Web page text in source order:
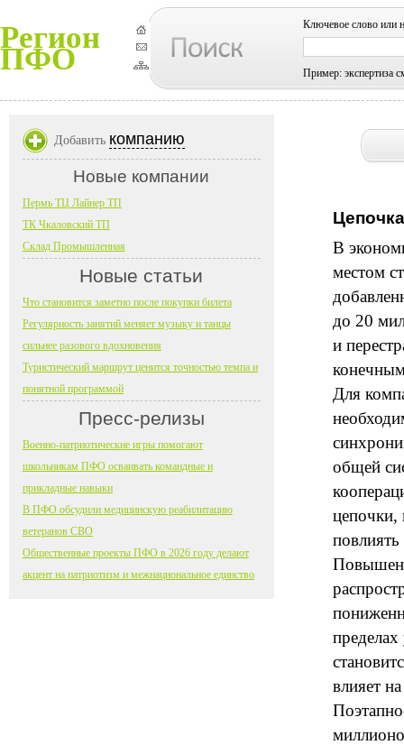
Регион
ПФО
Ключевое слово или
Пример: экспертиза
В
местом
до 20
и
Для
общей
цепочки,
влияет
Добавить компанию
Новые компании
Пермь ТЦ Лайнер ТП
ТК Чкаловский ТП
Склад Промышленная
Новые статьи
Что становится заметно после покупки билета
Регулярность занятий меняет музыку и танцы
сильнее разового вдохновения
Туристический маршрут ценится точностью темпа и
понятной программой
Пресс-релизы
Военно-патриотические игры помогают
школьникам ПФО осваивать командные и
прикладные навыки
В ПФО обсудили медицинскую реабилитацию
ветеранов СВО
Общественные проекты ПФО в 2026 году делают
акцент на патриотизм и межнациональное единство